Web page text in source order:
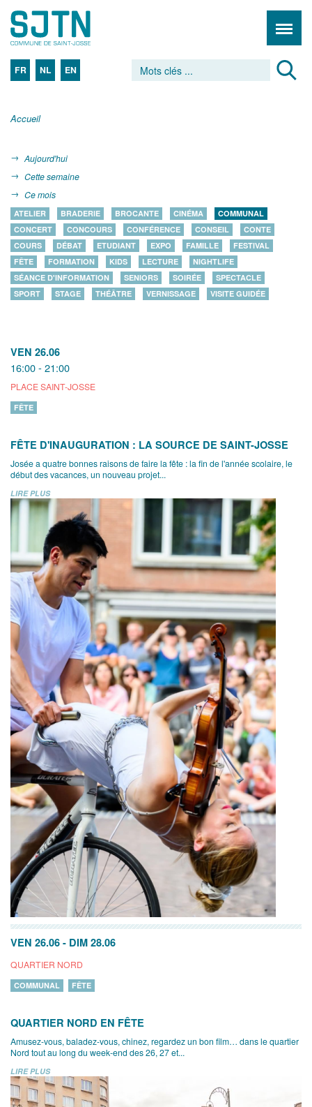
FR NL EN
Accueil
Aujourd'hui
Cette semaine
Ce mois
ATELIER BRADERIE BROCANTE CINÉMA
COMMUNAL
CONCERT
CONCOURS CONFÉRENCE CONSEIL
CONTE
COURS
DÉBAT ETUDIANT EXPO FAMILLE
FESTIVAL
FÊTE
FORMATION KIDS LECTURE
NIGHTLIFE
SÉANCE D'INFORMATION
SENIORS SOIRÉE
SPECTACLE
SPORT
STAGE THÉÂTRE VERNISSAGE VISITE GUIDÉE
VEN 26.06
16:00 - 21:00
PLACE SAINT-JOSSE
FÊTE
FÊTE D'INAUGURATION : LA SOURCE DE SAINT-JOSSE
Josée a quatre bonnes raisons de faire la fête : la fin de l'année scolaire, le
début des vacances, un nouveau projet...
LIRE PLUS
VEN 26.06 - DIM 28.06
QUARTIER NORD
COMMUNAL FÊTE
QUARTIER NORD EN FÊTE
Amusez-vous, baladez-vous, chinez, regardez un bon film… dans le quartier
Nord tout au long du week-end des 26, 27 et...
LIRE PLUS